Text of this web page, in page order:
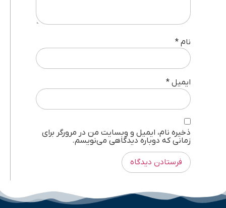
نام *
ایمیل *
ذخیره نام، ایمیل و وبسایت من در مرورگر برای
زمانی که دوباره دیدگاهی می‌نویسم.